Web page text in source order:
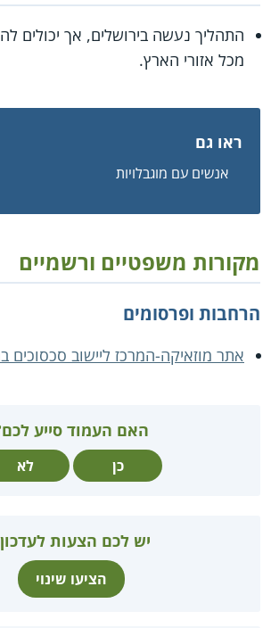
התהליך נעשה בירושלים, אך יכולים
מכל אזורי הארץ.
ראו גם
אנשים עם מוגבלויות
מקורות משפטיים ורשמיים
הרחבות ופרסומים
אתר מוזאיקה-המרכז ליישוב סכסוכים
האם העמוד סייע
כן לא
יש לכם הצעות
הציעו שינוי